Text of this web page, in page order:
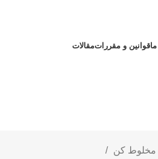
قوانین و مقرراتمقالات
مخلوط کن